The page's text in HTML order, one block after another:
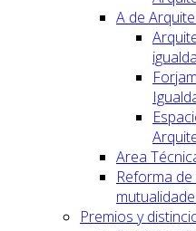
A de
Area
Reforma de
Premios y